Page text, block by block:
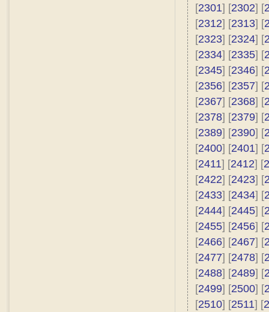
[2301] [2302] [
[2312] [2313] [
[2323] [2324] [
[2334] [2335] [
[2345] [2346] [
[2356] [2357] [
[2367] [2368] [
[2378] [2379] [
[2389] [2390] [
[2400] [2401] [
[2411] [2412] [
[2422] [2423] [
[2433] [2434] [
[2444] [2445] [
[2455] [2456] [
[2466] [2467] [
[2477] [2478] [
[2488] [2489] [
[2499] [2500] [
[2510] [2511] [